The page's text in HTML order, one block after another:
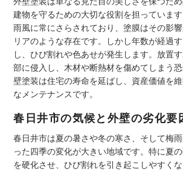
建物を守るための大切な役割を担っていま
雨風に常にさらされており、塗膜はその影
リアのような存在です。しかし年数が経過
し、ひび割れや色あせが発生します。放置
部に侵入し、木材や断熱材を傷めてしまう
壁塗装は住宅の寿命を延ばし、資産価値を
なメンテナンスです。
春日井市の気候と外壁の劣化要
春日井市は夏の暑さや冬の寒さ、そして梅
った四季の変化が大きい地域です。特に夏
を硬化させ、ひび割れを引き起こしやすく